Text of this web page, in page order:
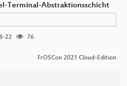
Terminal-Abstraktionsschicht
22
76
FrOSCon 2021 Cloud-Edition